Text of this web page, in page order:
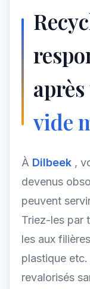
vide
À Dilbeek ,
devenus
peuvent
Triez-les par
les aux
plastique
revalorisés